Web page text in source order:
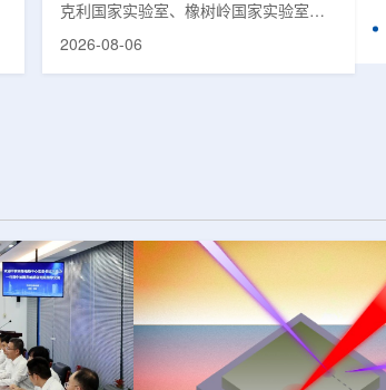
克利国家实验室、橡树岭国家实验室和
西北大学的研究人员正计划开发材料发
工...
2026-08-06